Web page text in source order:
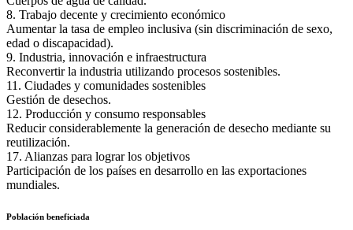
8. Trabajo decente y crecimiento económico
Aumentar la tasa de empleo inclusiva (sin discriminación de sexo,
edad o discapacidad).
9. Industria, innovación e infraestructura
Reconvertir la industria utilizando procesos sostenibles.
11. Ciudades y comunidades sostenibles
Gestión de desechos.
12. Producción y consumo responsables
Reducir considerablemente la generación de desecho mediante su
reutilización.
17. Alianzas para lograr los objetivos
Participación de los países en desarrollo en las exportaciones
mundiales.
Población beneficiada